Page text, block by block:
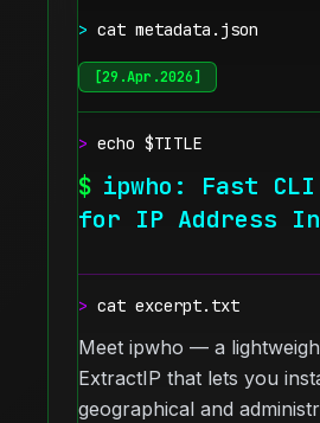
> cat metadata.json
[29.Apr.2026]
> echo $TITLE
$ ipwho: Fast
for IP Address
> cat excerpt.txt
Meet ipwho — a
ExtractIP that lets you
geographical and